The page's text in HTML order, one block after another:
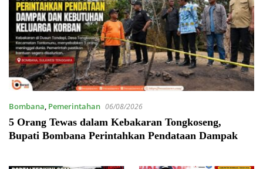
Bombana, Pemerintahan 06/08/2026
5 Orang Tewas dalam Kebakaran Tongkoseng,
Bupati Bombana Perintahkan Pendataan Dampak